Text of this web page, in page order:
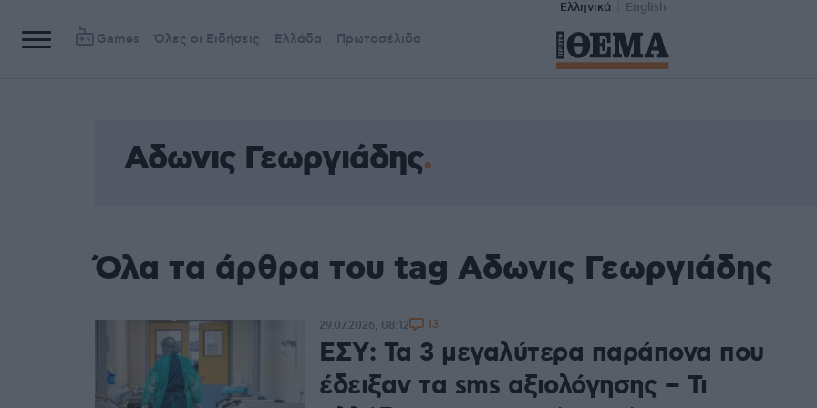
Ελληνικά English
Games Όλες οι Ειδήσεις Ελλάδα Πρωτοσέλιδα
Αδωνις Γεωργιάδης
Όλα τα άρθρα του tag Αδωνις Γεωργιάδης
ΕΣΥ: Τα 3 μεγαλύτερα παράπονα που
έδειξαν τα sms αξιολόγησης – Τι
29.07.2026, 08:12 13